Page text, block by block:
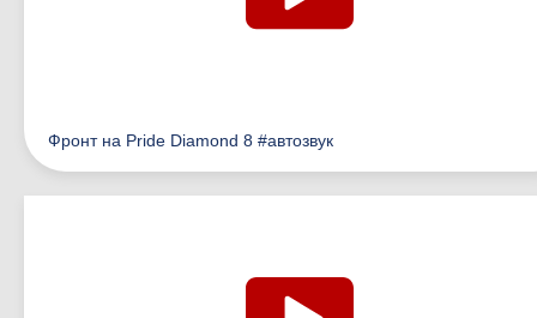
Фронт на Pride Diamond 8 #автозвук